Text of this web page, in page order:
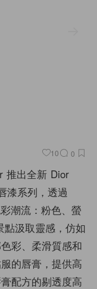
10 0
推出全新 Dior
漆系列，透過
潮流：粉色、螢
汲取靈感，仿如
彩、柔滑質感和
的唇膏，提供高
配方的剔透度高